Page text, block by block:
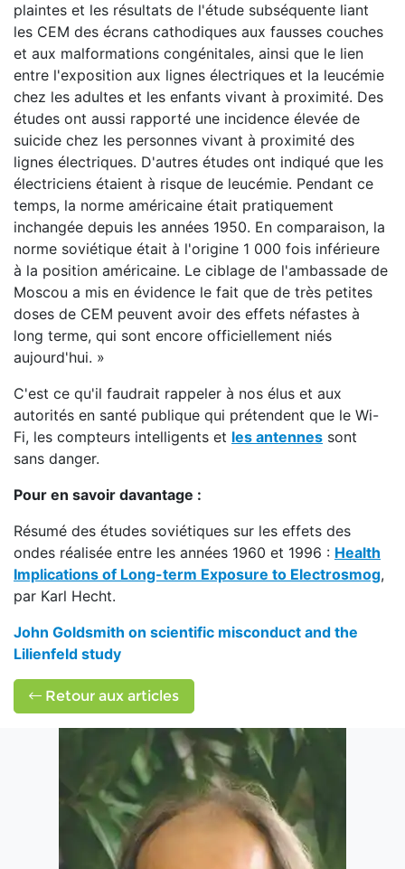
plaintes et les résultats de l'étude subséquente liant
les CEM des écrans cathodiques aux fausses couches
et aux malformations congénitales, ainsi que le lien
entre l'exposition aux lignes électriques et la leucémie
chez les adultes et les enfants vivant à proximité. Des
études ont aussi rapporté une incidence élevée de
suicide chez les personnes vivant à proximité des
lignes électriques. D'autres études ont indiqué que les
électriciens étaient à risque de leucémie. Pendant ce
temps, la norme américaine était pratiquement
inchangée depuis les années 1950. En comparaison, la
norme soviétique était à l'origine 1 000 fois inférieure
à la position américaine. Le ciblage de l'ambassade de
Moscou a mis en évidence le fait que de très petites
doses de CEM peuvent avoir des effets néfastes à
long terme, qui sont encore officiellement niés
aujourd'hui. »
C'est ce qu'il faudrait rappeler à nos élus et aux
autorités en santé publique qui prétendent que le Wi-
Fi, les compteurs intelligents et les antennes sont
sans danger.
Pour en savoir davantage :
Résumé des études soviétiques sur les effets des
ondes réalisée entre les années 1960 et 1996 : Health
Implications of Long-term Exposure to Electrosmog,
par Karl Hecht.
John Goldsmith on scientific misconduct and the
Lilienfeld study
Retour aux articles